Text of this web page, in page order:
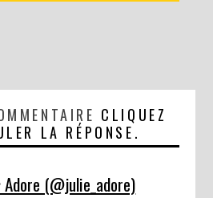
CLIQUEZ
LA RÉPONSE.
(@julie_adore)